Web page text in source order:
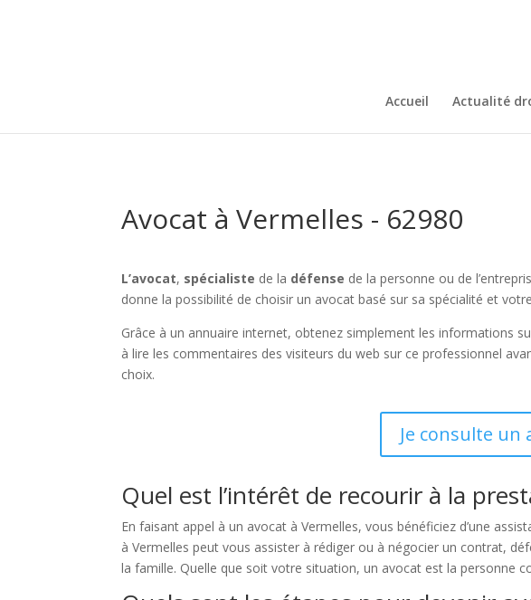
Accueil Actualité
Avocat à Vermelles - 62980
L’avocat, spécialiste de la défense de la personne ou de
donne la possibilité de choisir un avocat basé sur sa spécialité et
Grâce à un annuaire internet, obtenez simplement les informations
à lire les commentaires des visiteurs du web sur ce professionnel
choix.
Je consulte un
Quel est l’intérêt de recourir à la
En faisant appel à un avocat à Vermelles, vous bénéficiez d’une
à Vermelles peut vous assister à rédiger ou à négocier un contrat,
la famille. Quelle que soit votre situation, un avocat est la personne